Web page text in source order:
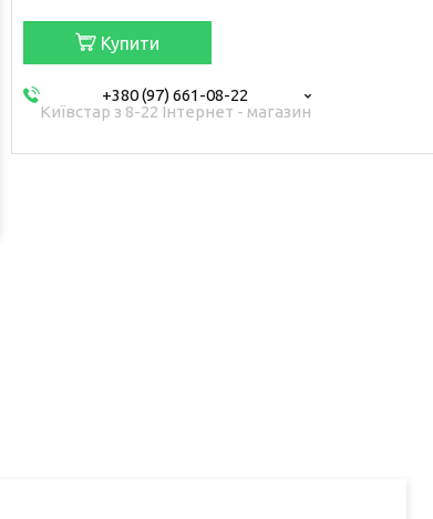
Купити
+380 (97) 661-08-22
Київстар з 8-22 Інтернет - магазин